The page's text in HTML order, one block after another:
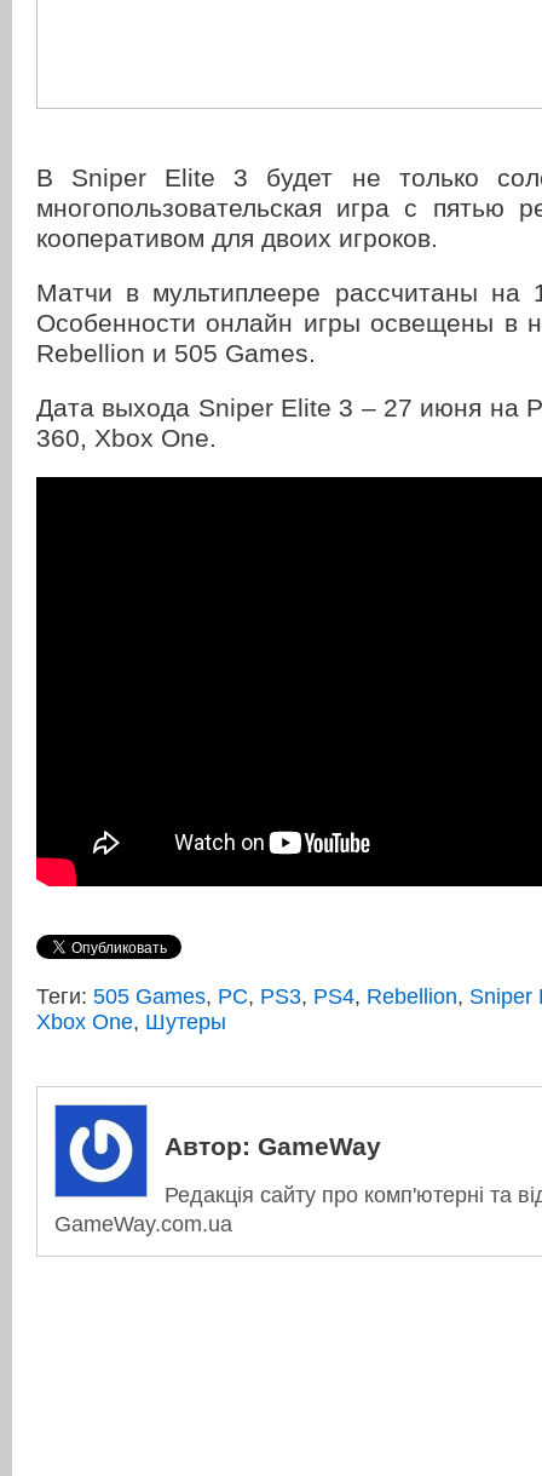
В Sniper Elite 3 будет не только
многопользовательская игра с пятью
кооперативом для двоих игроков.
Матчи в мультиплеере рассчитаны на
Особенности онлайн игры освещены в
Rebellion и 505 Games.
Дата выхода Sniper Elite 3 – 27 июня на
360, Xbox One.
Теги: 505 Games, PC, PS3, PS4, Rebellion, Sniper
Xbox One, Шутеры
Автор: GameWay
Редакція сайту про комп'ютерні та
GameWay.com.ua